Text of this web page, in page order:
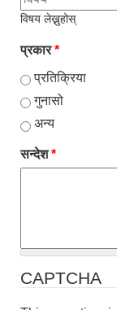
विषय लेख्नुहोस्
प्रकार*
प्रतिक्रिया
गुनासो
अन्य
सन्देश*
CAPTCHA